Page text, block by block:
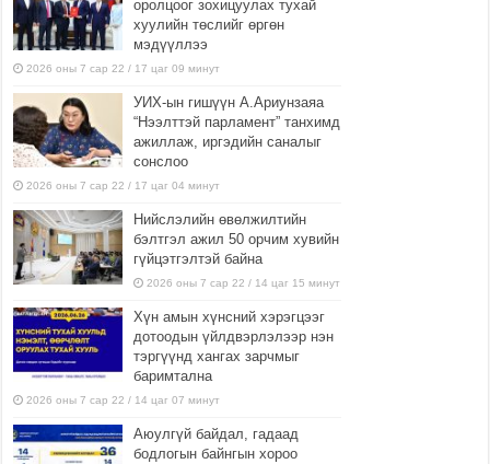
оролцоог зохицуулах тухай
хуулийн төслийг өргөн
мэдүүллээ
2026 оны 7 сар 22 / 17 цаг 09 минут
УИХ-ын гишүүн А.Ариунзаяа
“Нээлттэй парламент” танхимд
ажиллаж, иргэдийн саналыг
сонслоо
2026 оны 7 сар 22 / 17 цаг 04 минут
Нийслэлийн өвөлжилтийн
бэлтгэл ажил 50 орчим хувийн
гүйцэтгэлтэй байна
2026 оны 7 сар 22 / 14 цаг 15 минут
Хүн амын хүнсний хэрэгцээг
дотоодын үйлдвэрлэлээр нэн
тэргүүнд хангах зарчмыг
баримтална
2026 оны 7 сар 22 / 14 цаг 07 минут
Аюулгүй байдал, гадаад
бодлогын байнгын хороо